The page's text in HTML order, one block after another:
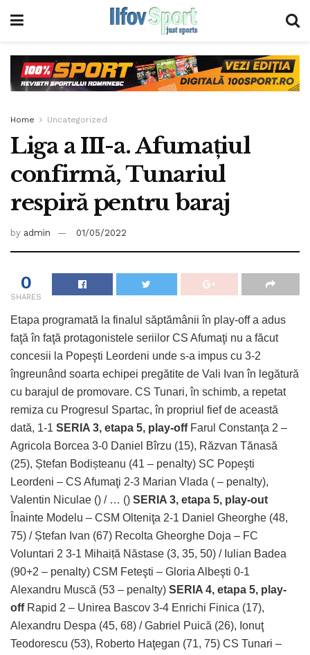
Home Uncategorized
Liga a III-a. Afumaţiul
confirmă, Tunariul
respiră pentru baraj
by admin 01/05/2022
0
SHARES
Etapa programată la finalul săptămânii în play-off a adus
faţă în faţă protagonistele seriilor CS Afumaţi nu a făcut
concesii la Popeşti Leordeni unde s-a impus cu 3-2
îngreunând soarta echipei pregătite de Vali Ivan în legătură
cu barajul de promovare. CS Tunari, în schimb, a repetat
remiza cu Progresul Spartac, în propriul fief de această
dată, 1-1 SERIA 3, etapa 5, play-offFarul Constanţa 2 –
Agricola Borcea 3-0 Daniel Bîrzu (15), Răzvan Tănasă
(25), Ștefan Bodișteanu (41 – penalty) SC Popeşti
Leordeni – CS Afumaţi 2-3 Marian Vlada ( – penalty),
Valentin Niculae () / … () SERIA 3, etapa 5, play-out
Înainte Modelu – CSM Olteniţa 2-1 Daniel Gheorghe (48,
75) / Ștefan Ivan (67) Recolta Gheorghe Doja – FC
Voluntari 2 3-1 Mihaiță Năstase (3, 35, 50) / Iulian Badea
(90+2 – penalty) CSM Feteşti – Gloria Albeşti 0-1
Alexandru Muscă (53 – penalty) SERIA 4, etapa 5, play-
offRapid 2 – Unirea Bascov 3-4 Enrichi Finica (17),
Alexandru Despa (45, 68) / Gabriel Puică (26), Ionuţ
Teodorescu (53), Roberto Haţegan (71, 75) CS Tunari –